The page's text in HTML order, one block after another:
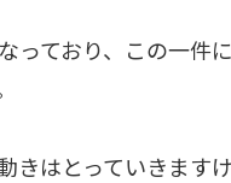
っており、この一件
はとっていきますけ